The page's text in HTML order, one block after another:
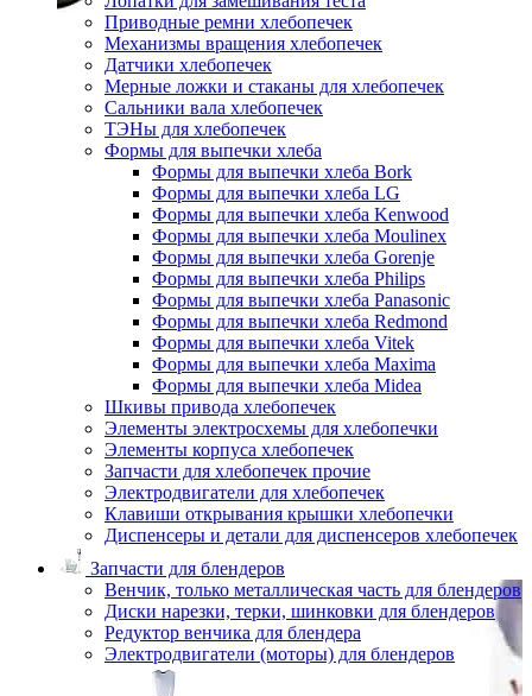
Приводные ремни хлебопечек
Механизмы вращения хлебопечек
Датчики хлебопечек
Мерные ложки и стаканы для хлебопечек
Сальники вала хлебопечек
ТЭНы для хлебопечек
Формы для выпечки хлеба
Формы для выпечки хлеба Bork
Формы для выпечки хлеба LG
Формы для выпечки хлеба Kenwood
Формы для выпечки хлеба Moulinex
Формы для выпечки хлеба Gorenje
Формы для выпечки хлеба Philips
Формы для выпечки хлеба Panasonic
Формы для выпечки хлеба Redmond
Формы для выпечки хлеба Vitek
Формы для выпечки хлеба Maxima
Формы для выпечки хлеба Midea
Шкивы привода хлебопечек
Элементы электросхемы для хлебопечки
Элементы корпуса хлебопечек
Запчасти для хлебопечек прочие
Электродвигатели для хлебопечек
Клавиши открывания крышки хлебопечки
Диспенсеры и детали для диспенсеров хлебопечек
Запчасти для блендеров
Венчик, только металлическая часть для блендеров
Диски нарезки, терки, шинковки для блендеров
Редуктор венчика для блендера
Электродвигатели (моторы) для блендеров